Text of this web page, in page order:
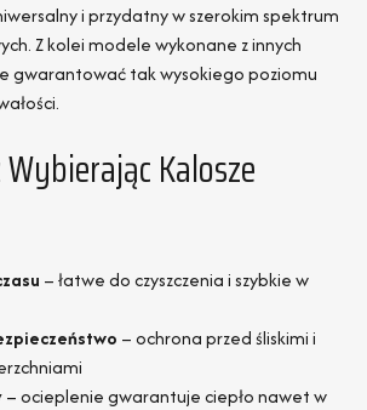
i przydatny w szerokim spektrum
Z kolei modele wykonane z innych
gwarantować tak wysokiego poziomu
Kalosze
– łatwe do czyszczenia i szybkie w
– ochrona przed śliskimi i
– ocieplenie gwarantuje ciepło nawet w